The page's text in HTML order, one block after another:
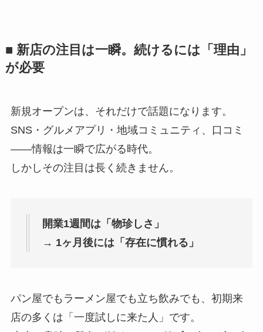
■ 新店の注目は一瞬。続けるには「理由」
が必要
新規オープンは、それだけで話題になります。
SNS・グルメアプリ・地域コミュニティ、口コミ
――情報は一瞬で広がる時代。
しかしその注目は長く続きません。
開業1週間は「物珍しさ」
→ 1ヶ月後には「存在に慣れる」
パン屋でもラーメン屋でも立ち飲みでも、初期来
店の多くは「一度試しに来た人」です。